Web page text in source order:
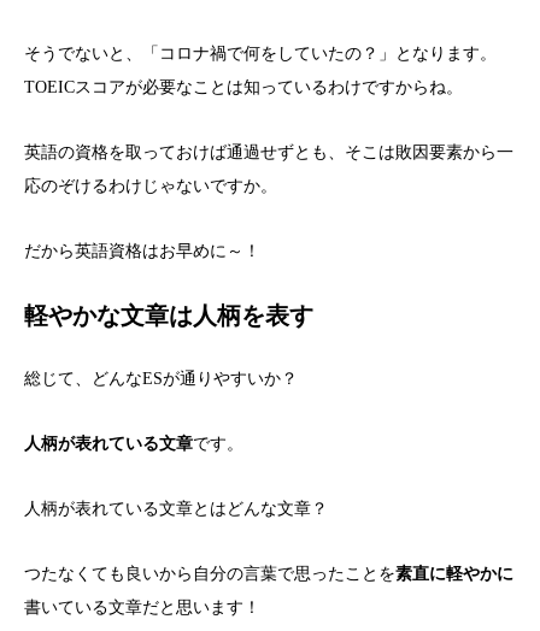
そうでないと、「コロナ禍で何をしていたの？」となります。
TOEICスコアが必要なことは知っているわけですからね。
英語の資格を取っておけば通過せずとも、そこは敗因要素から一
応のぞけるわけじゃないですか。
だから英語資格はお早めに～！
軽やかな文章は人柄を表す
総じて、どんなESが通りやすいか？
人柄が表れている文章です。
人柄が表れている文章とはどんな文章？
つたなくても良いから自分の言葉で思ったことを素直に軽やかに
書いている文章だと思います！